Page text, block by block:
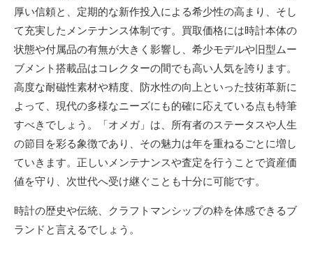
厚い信頼と、定期的な新作投入による希少性の高まり、そし
て充実したメンテナンス体制です。買取価格には時計本体の
状態や付属品の有無が大きく影響し、希少モデルや旧型ムー
ブメント搭載品はコレクターの間でも高い人気を誇ります。
高度な耐磁性素材や精度、防水性の向上といった技術革新に
よって、現代の多様なニーズにも的確に応えている点も特筆
すべきでしょう。「オメガ」は、所有者のステータスや人生
の節目を彩る象徴であり、その魅力は年を重ねるごとに増し
ていきます。正しいメンテナンスや査定を行うことで資産価
値を守り、次世代へ受け継ぐことも十分に可能です。
時計の歴史や伝統、クラフトマンシップの粋を体感できるブ
ランドと言えるでしょう。